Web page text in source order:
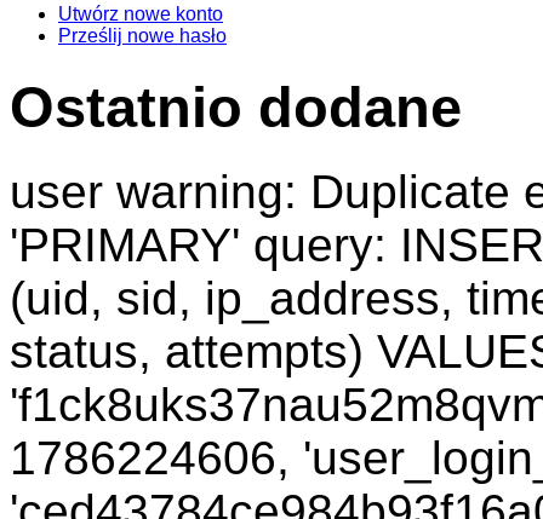
Utwórz nowe konto
Prześlij nowe hasło
Ostatnio dodane
user warning: Duplicate
'PRIMARY' query:
(uid, sid, ip_address,
status, attempts)
1786224606,